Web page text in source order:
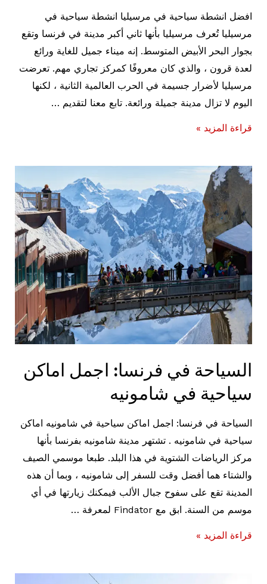
افضل انشطة سياحية في مرسيليا انشطة سياحية في
مرسيليا تُعرف مرسيليا بأنها ثاني أكبر مدينة في فرنسا وتقع
بجوار البحر الأبيض المتوسط. إنه ميناء جميل للغاية ورائع
لعدة قرون ، والذي كان معروفًا كمركز تجاري مهم. تعرضت
مرسيليا لأضرار جسيمة في الحرب العالمية الثانية ، لكنها
اليوم لا تزال مدينة جميلة ورائعة. تابع معنا لتقديم …
افضل
في
مرسيليا
قراءة المزيد »
السياحة في فرنسا: اجمل اماكن
سياحية في شامونيه
السياحة في فرنسا: اجمل اماكن سياحية في شامونيه اماكن
سياحية في شامونيه . تشتهر مدينة شامونيه بفرنسا بأنها
مركز الرياضات الشتوية في هذا البلد. طبعا موسمي الصيف
والشتاء هما أفضل وقت للسفر إلى شامونيه ، وبما أن هذه
المدينة تقع على سفوح جبال الألب فيمكنك زيارتها في أي
موسم من السنة. ابق مع Findator لمعرفة …
السياحة
قراءة المزيد »